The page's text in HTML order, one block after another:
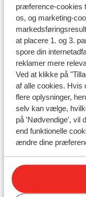
præference-cookies
os, og marketing-
at placere 1. og 3.
spore din
reklamer mere
Ved at klikke på
af alle cookies. Hvis
flere oplysninger,
selv kan vælge,
på 'Nødvendige', vil
end funktionelle
ændre dine
efter hjemkomst?
Kan jeg parkere ved
Navne på voucher
Er der varer, som jeg
Har du
Skriv til os på
Send os en
+4589883389